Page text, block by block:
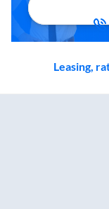
Leasing,